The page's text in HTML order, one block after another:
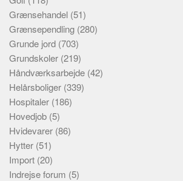
Grænsehandel (51)
Grænsependling (280)
Grunde jord (703)
Grundskoler (219)
Håndværksarbejde (42)
Helårsboliger (339)
Hospitaler (186)
Hovedjob (5)
Hvidevarer (86)
Hytter (51)
Import (20)
Indrejse forum (5)